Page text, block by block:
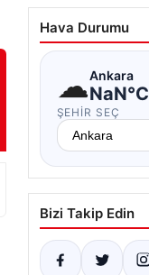
Hava Durumu
☁Ankara
NaN°C
ŞEHIR SEÇ
Bizi Takip Edin